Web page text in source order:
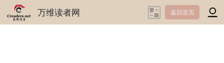
万维读者网 返回首页